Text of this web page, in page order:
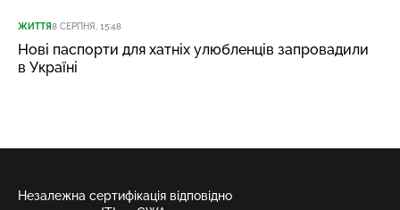
ЖИТТЯ8 СЕРПНЯ, 15:48
Нові паспорти для хатніх улюбленців запровадили
в Україні
Незалежна сертифікація відповідно